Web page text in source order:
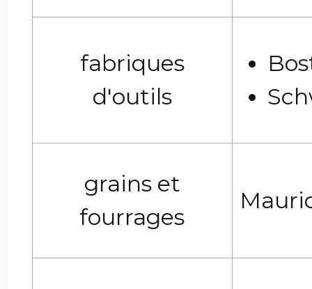
fabriques
d'outils
grains et
fourrages